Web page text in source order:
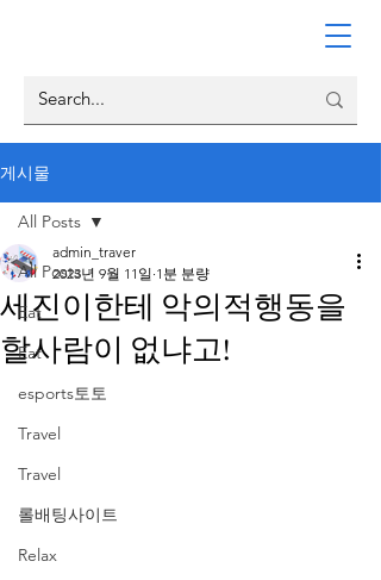
게시물
All Posts
Eat
Eat
esports토토
Travel
Travel
롤배팅사이트
Relax
All Posts
세진이한테 악의적행동을
할사람이 없냐고!
admin_traver
2023년 9월 11일 1분 분량